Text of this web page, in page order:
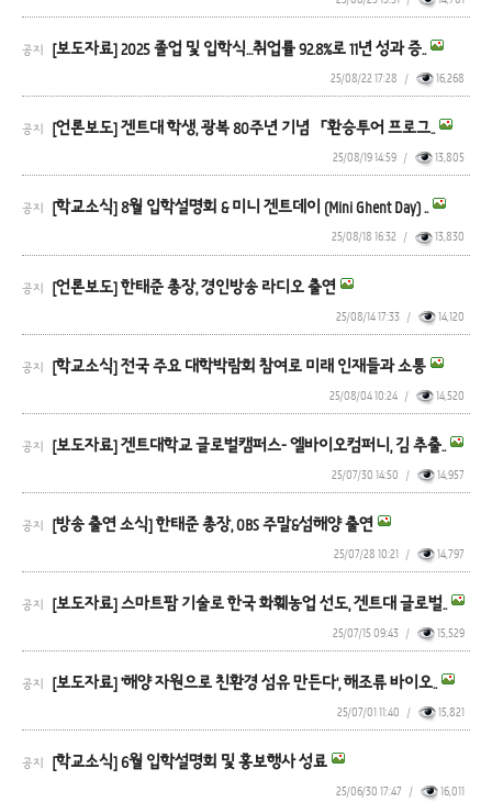
공지 [보도자료] 2025 졸업 및 입학식…취업률 92.8%로 11년 성과 증..
25/08/22 17:28 / 16,268
공지 [언론보도] 겐트대 학생, 광복 80주년 기념 「환승투어 프로그..
25/08/19 14:59 / 13,805
공지 [학교소식] 8월 입학설명회 & 미니 겐트데이 (Mini Ghent Day) ..
25/08/18 16:32 / 13,830
공지 [언론보도] 한태준 총장, 경인방송 라디오 출연
25/08/14 17:33 / 14,120
공지 [학교소식] 전국 주요 대학박람회 참여로 미래 인재들과 소통
25/08/04 10:24 / 14,520
공지 [보도자료] 겐트대학교 글로벌캠퍼스- 엘바이오컴퍼니, 김 추출..
25/07/30 14:50 / 14,957
공지 [방송 출연 소식] 한태준 총장, OBS 주말&섬해양 출연
25/07/28 10:21 / 14,797
공지 [보도자료] 스마트팜 기술로 한국 화훼농업 선도, 겐트대 글로벌..
25/07/15 09:43 / 15,529
공지 [보도자료] '해양 자원으로 친환경 섬유 만든다', 해조류 바이오..
25/07/01 11:40 / 15,821
공지 [학교소식] 6월 입학설명회 및 홍보행사 성료
25/06/30 17:47 / 16,011